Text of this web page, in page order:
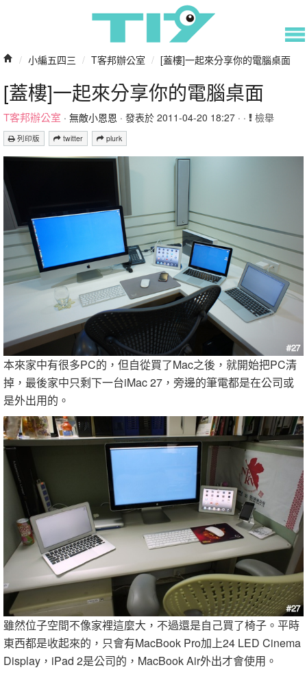
/ 小編五四三 / T客邦辦公室 / [蓋樓]一起來分享你的電腦桌面
[蓋樓]一起來分享你的電腦桌面
T客邦辦公室 · 無敵小恩恩 · 發表於 2011-04-20 18:27 · · 檢舉
列印版 twitter plurk
本來家中有很多PC的，但自從買了Mac之後，就開始把PC清
掉，最後家中只剩下一台iMac 27，旁邊的筆電都是在公司或
是外出用的。
雖然位子空間不像家裡這麼大，不過還是自己買了椅子。平時
東西都是收起來的，只會有MacBook Pro加上24 LED Cinema
Display，iPad 2是公司的，MacBook Air外出才會使用。